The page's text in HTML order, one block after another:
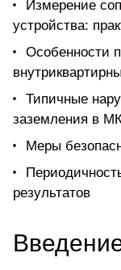
Измерение
устройства:
Особенности
Типичные
заземления в
Меры
результатов